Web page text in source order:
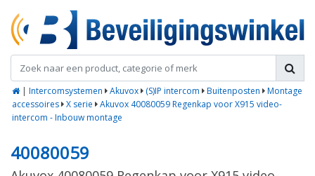
| Intercomsystemen Akuvox (S)IP intercom Buitenposten
Montage
accessoires X serie
Akuvox 40080059 Regenkap voor X915 video-
intercom - Inbouw montage
40080059